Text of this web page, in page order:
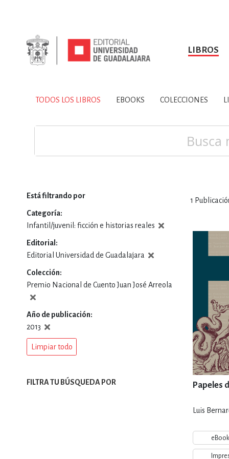
LIBROS
TODOS LOS LIBROS
SOBRE NOSOTROS HISTORIA
CIENCIAS DE LA
DEPORTES Y
ESTILOS DE
INFANTILES,
TODOS LOS LIBROS EBOOKS COLECCIONES
1
Papeles
Luis
eBook
Está filtrando por
Categoría
Infantil/juvenil: ficción e historias reales
Editorial
Editorial Universidad de Guadalajara
Colección
Premio Nacional de Cuento Juan José Arreola
Año de publicación
2013
Limpiar todo
FILTRA TU BÚSQUEDA POR